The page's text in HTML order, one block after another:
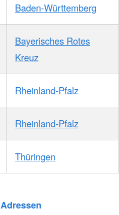
Baden-Württemberg
Bayerisches Rotes
Kreuz
Rheinland-Pfalz
Rheinland-Pfalz
Thüringen
Adressen